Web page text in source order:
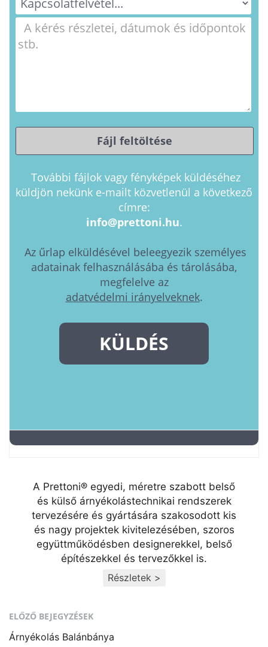
A Prettoni® egyedi, méretre szabott belső
és külső árnyékolástechnikai rendszerek
tervezésére és gyártására szakosodott kis
és nagy projektek kivitelezésében, szoros
együttműködésben designerekkel, belső
építészekkel és tervezőkkel is.
Részletek >
ELŐZŐ BEJEGYZÉSEK
Árnyékolás Balánbánya